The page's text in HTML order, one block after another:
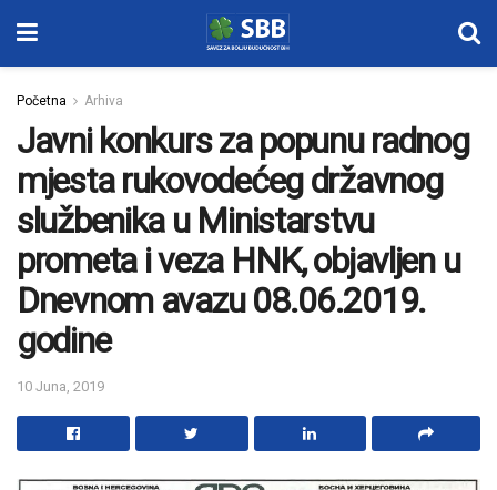
Početna Arhiva
Javni konkurs za popunu radnog
mjesta rukovodećeg državnog
službenika u Ministarstvu
prometa i veza HNK, objavljen u
Dnevnom avazu 08.06.2019.
godine
10 Juna, 2019